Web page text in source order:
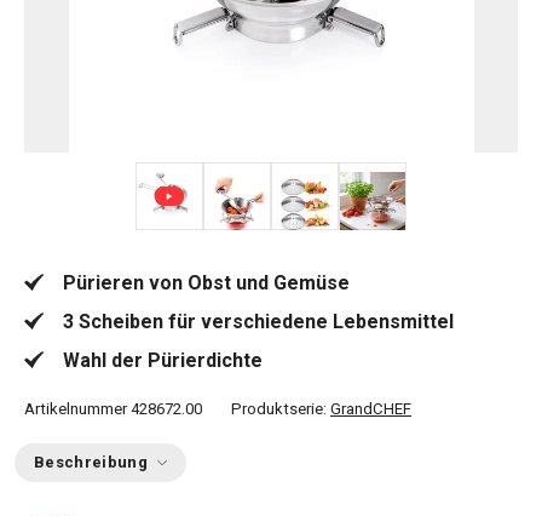
Pürieren von Obst und Gemüse
3 Scheiben für verschiedene Lebensmittel
Wahl der Pürierdichte
Artikelnummer 428672.00 Produktserie: GrandCHEF
Beschreibung